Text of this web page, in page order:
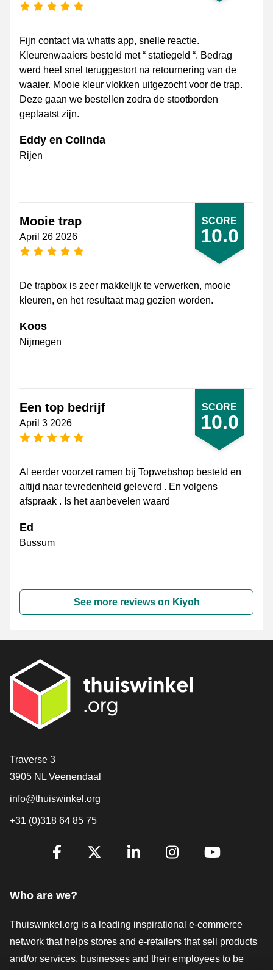
5 stars
Fijn contact via whatts app, snelle reactie.
Kleurenwaaiers besteld met “ statiegeld “. Bedrag
werd heel snel teruggestort na retournering van de
waaier. Mooie kleur vlokken uitgezocht voor de trap.
Deze gaan we bestellen zodra de stootborden
geplaatst zijn.
Eddy en Colinda
Rijen
SCORE
10.0
Mooie trap
April 26 2026
5 stars
De trapbox is zeer makkelijk te verwerken, mooie
kleuren, en het resultaat mag gezien worden.
Koos
Nijmegen
SCORE
10.0
Een top bedrijf
April 3 2026
5 stars
Al eerder voorzet ramen bij Topwebshop besteld en
altijd naar tevredenheid geleverd . En volgens
afspraak . Is het aanbevelen waard
Ed
Bussum
See more reviews on Kiyoh
Contact
Traverse 3
3905 NL Veenendaal
info@thuiswinkel.org
+31 (0)318 64 85 75
Are you already following us?
Who are we?
Thuiswinkel.org is a leading inspirational e-commerce
network that helps stores and e-retailers that sell products
and/or services, businesses and their employees to be